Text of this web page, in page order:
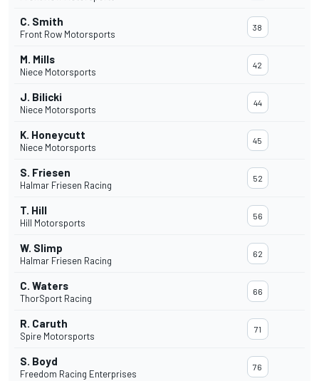
C. Smith
Front Row Motorsports
38
M. Mills
Niece Motorsports
42
J. Bilicki
Niece Motorsports
44
K. Honeycutt
Niece Motorsports
45
S. Friesen
Halmar Friesen Racing
52
T. Hill
Hill Motorsports
56
W. Slimp
Halmar Friesen Racing
62
C. Waters
ThorSport Racing
66
R. Caruth
Spire Motorsports
71
S. Boyd
Freedom Racing Enterprises
76